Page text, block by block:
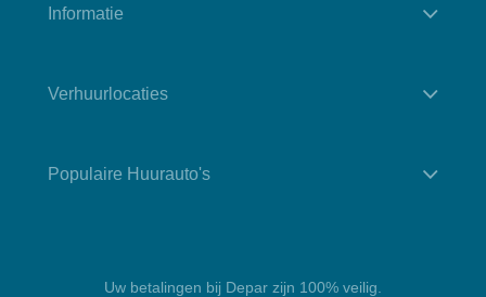
Informatie
Verhuurlocaties
Populaire Huurauto's
Uw betalingen bij Depar zijn 100% veilig.